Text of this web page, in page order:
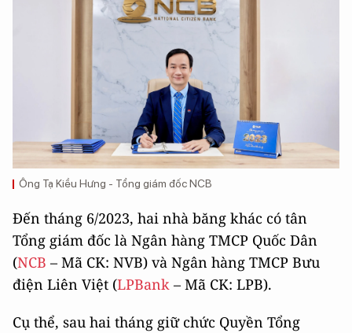
Ông Tạ Kiều Hưng - Tổng giám đốc NCB
Đến tháng 6/2023, hai nhà băng khác có tân
Tổng giám đốc là Ngân hàng TMCP Quốc Dân
(NCB – Mã CK: NVB) và Ngân hàng TMCP Bưu
điện Liên Việt (LPBank – Mã CK: LPB).
Cụ thể, sau hai tháng giữ chức Quyền Tổng